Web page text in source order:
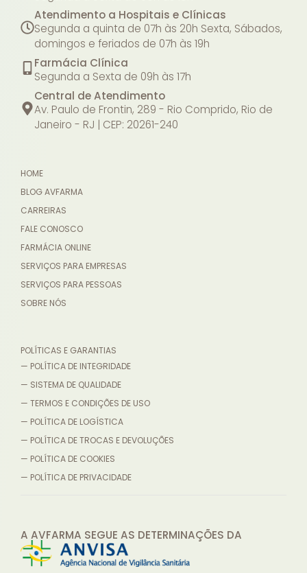
Atendimento a Hospitais e Clínicas
Segunda a quinta de 07h às 20h Sexta, Sábados,
domingos e feriados de 07h às 19h
Farmácia Clínica
Segunda a Sexta de 09h às 17h
Central de Atendimento
Av. Paulo de Frontin, 289 - Rio Comprido, Rio de
Janeiro - RJ | CEP: 20261-240
HOME
BLOG AVFARMA
CARREIRAS
FALE CONOSCO
FARMÁCIA ONLINE
SERVIÇOS PARA EMPRESAS
SERVIÇOS PARA PESSOAS
SOBRE NÓS
POLÍTICAS E GARANTIAS
— POLÍTICA DE INTEGRIDADE
— SISTEMA DE QUALIDADE
— TERMOS E CONDIÇÕES DE USO
— POLÍTICA DE LOGÍSTICA
— POLÍTICA DE TROCAS E DEVOLUÇÕES
— POLÍTICA DE COOKIES
— POLÍTICA DE PRIVACIDADE
A AVFARMA SEGUE AS DETERMINAÇÕES DA